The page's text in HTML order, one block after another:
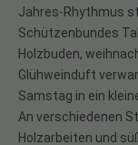
Jahres-Rhythmus
Schützenbundes
Holzbuden,
Glühweinduft
Samstag in ein
An verschiedenen
Holzarbeiten und